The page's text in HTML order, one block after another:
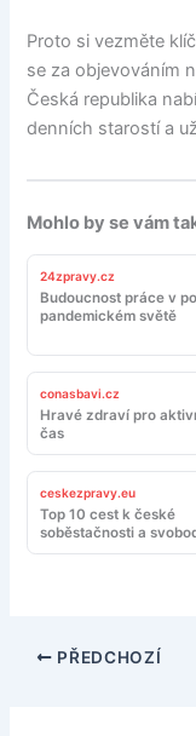
Proto si vezměte
se za objevováním
Česká republika
denních starostí a
Mohlo by se vám
24zpravy.cz
Budoucnost práce v
pandemickém světě
conasbavi.cz
Hravé zdraví pro
čas
ceskezpravy.eu
Top 10 cest k české
soběstačnosti a
PŘEDCHOZÍ